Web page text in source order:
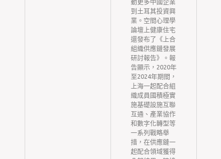
動更多中國企業
到土耳其投資興
業。空間心理學
論壇上健康住宅
還發布了《上合
組織供應鏈發展
研討報告》。報
告顯示，2020年
至2024年期間，
上海一起配合組
織成員國積極實
施基礎設施互聯
互通、產業協作
和數字化轉型等
一系列戰略舉
措，在供應鏈一
起配合領域獲得